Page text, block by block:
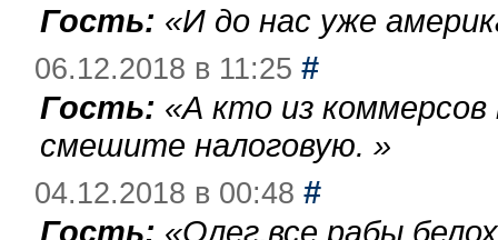
Гость: «И до нас уже
06.12.2018 в 11:25 #
Гость: «А кто из
смешите налоговую. »
04.12.2018 в 00:48 #
Гость: «Олег,все рабы